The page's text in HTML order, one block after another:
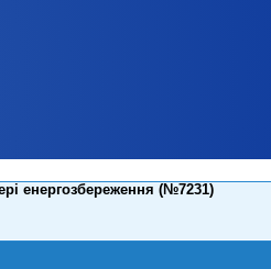
енергозбереження (№7231)